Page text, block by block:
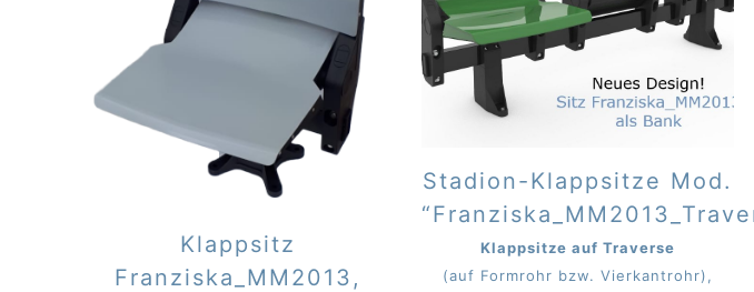
Klappsitz
Franziska_MM2013,
Stadion-Klappsitze Mod.
Klappsitze auf Traverse
(auf Formrohr bzw. Vierkantrohr),